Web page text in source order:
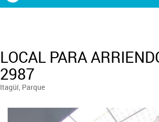
LOCAL PARA
2987
Itagüí, Parque